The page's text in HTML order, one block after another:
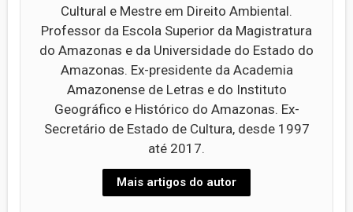
Cultural e Mestre em Direito Ambiental.
Professor da Escola Superior da Magistratura
do Amazonas e da Universidade do Estado do
Amazonas. Ex-presidente da Academia
Amazonense de Letras e do Instituto
Geográfico e Histórico do Amazonas. Ex-
Secretário de Estado de Cultura, desde 1997
até 2017.
Mais artigos do autor